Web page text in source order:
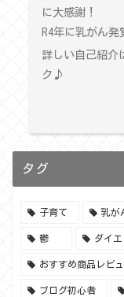
に大感謝！
R4年に乳がん発
詳しい自己紹介
ク♪
タグ
子育て 乳が
鬱 ダイエ
おすすめ商品レビ
ブログ初心者